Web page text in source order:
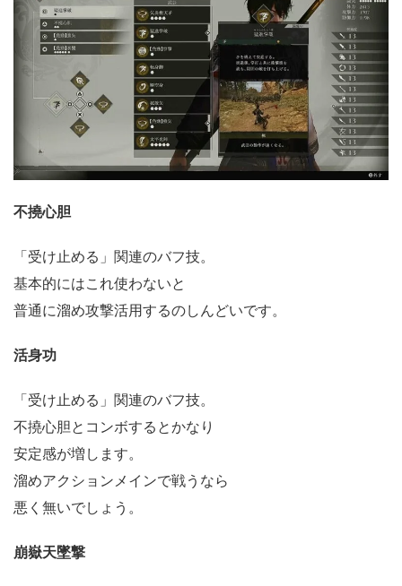
不撓心胆
「受け止める」関連のバフ技。
基本的にはこれ使わないと
普通に溜め攻撃活用するのしんどいです。
活身功
「受け止める」関連のバフ技。
不撓心胆とコンボするとかなり
安定感が増します。
溜めアクションメインで戦うなら
悪く無いでしょう。
崩嶽天墜撃